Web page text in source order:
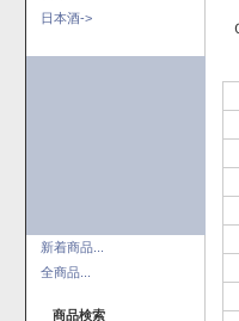
日本酒->
新着商品...
全商品...
商品検索